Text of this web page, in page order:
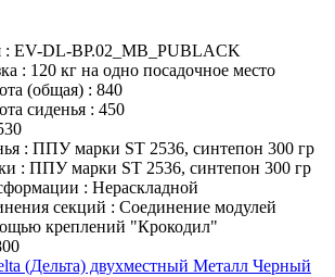
: EV-DL-BP.02_MB_PUBLACK
: 120 кг на одно посадочное место
(общая) : 840
сиденья : 450
: ППУ марки ST 2536, синтепон 300 гр
: ППУ марки ST 2536, синтепон 300 гр
: Нераскладной
секций : Соединение модулей
креплений "Крокодил"
(Дельта) двухместный Металл Черный